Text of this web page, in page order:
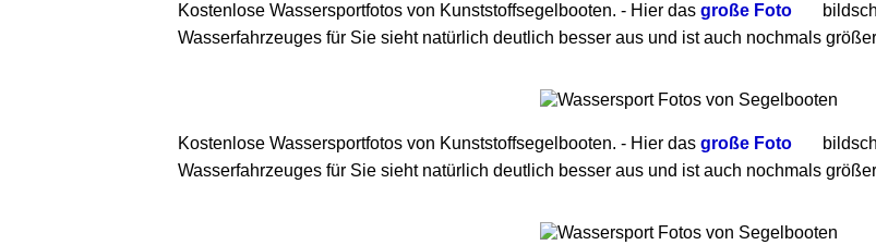
Kostenlose Wassersportfotos von Kunststoffsegelbooten. - Hier das große Foto
Wasserfahrzeuges für Sie sieht natürlich deutlich besser aus und ist auch nochmals
Kostenlose Wassersportfotos von Kunststoffsegelbooten. - Hier das große Foto
Wasserfahrzeuges für Sie sieht natürlich deutlich besser aus und ist auch nochmals